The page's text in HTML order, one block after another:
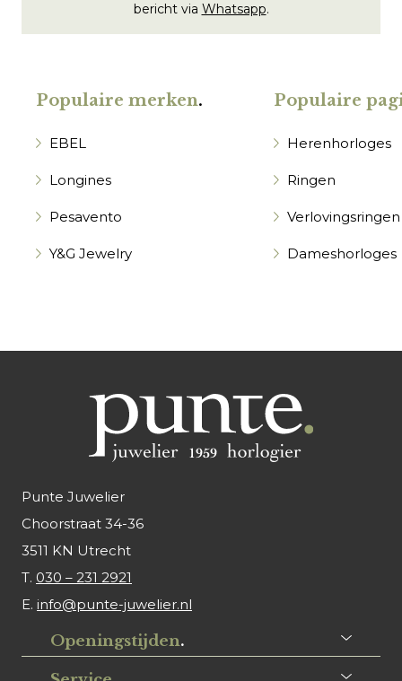
bericht via Whatsapp.
Populaire merken.
EBEL
Longines
Pesavento
Y&G Jewelry
Populaire
Herenhorloges
Ringen
Verlovingsringen
Dameshorloges
Punte Juwelier
Choorstraat 34-36
3511 KN Utrecht
T. 030 – 231 2921
E. info@punte-juwelier.nl
Openingstijden.